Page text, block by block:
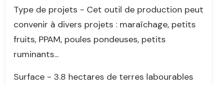
Type de projets - Cet outil de production peut
convenir à divers projets : maraîchage, petits
fruits, PPAM, poules pondeuses, petits
ruminants...
Surface - 3.8 hectares de terres labourables